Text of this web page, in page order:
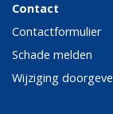
Contact
Contactformulier
Schade melden
Wijziging